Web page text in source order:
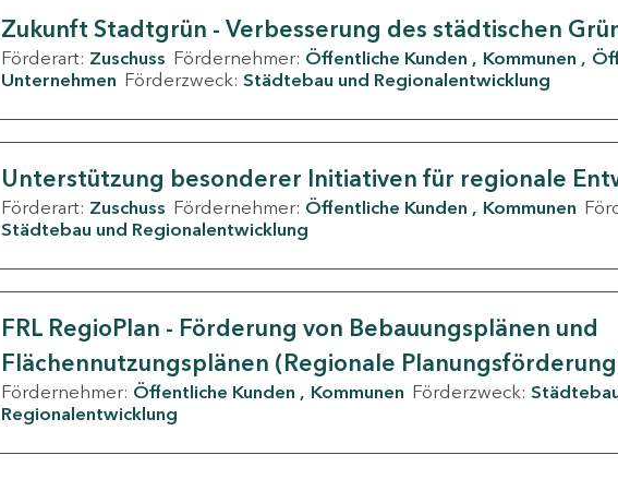
Zukunft Stadtgrün - Verbesserung des städtischen
Förderart: Zuschuss Fördernehmer: Öffentliche Kunden Kommunen
Unternehmen Förderzweck: Städtebau und Regionalentwicklung
Unterstützung besonderer Initiativen für regionale
Förderart: Zuschuss Fördernehmer: Öffentliche Kunden Kommunen
Städtebau und Regionalentwicklung
FRL RegioPlan - Förderung von Bebauungsplänen und
Flächennutzungsplänen (Regionale
Fördernehmer: Öffentliche Kunden Kommunen Förderzweck:
Regionalentwicklung